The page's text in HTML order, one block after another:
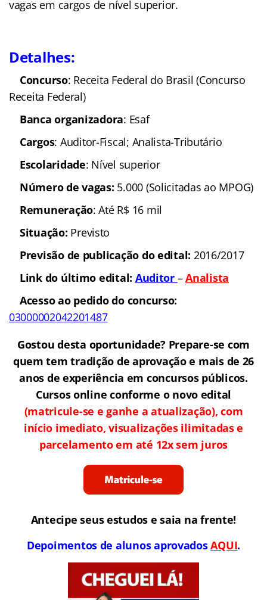
vagas em cargos de nível superior.
Detalhes:
Concurso: Receita Federal do Brasil (Concurso
Receita Federal)
Banca organizadora: Esaf
Cargos: Auditor-Fiscal; Analista-Tributário
Escolaridade: Nível superior
Número de vagas: 5.000 (Solicitadas ao MPOG)
Remuneração: Até R$ 16 mil
Situação: Previsto
Previsão de publicação do edital: 2016/2017
Link do último edital: Auditor –Analista
Acesso ao pedido do concurso:
03000002042201487
Gostou desta oportunidade? Prepare-se com
quem tem tradição de aprovação e mais de 26
anos de experiência em concursos públicos.
Cursos online conforme o novo edital
(matricule-se e ganhe a atualização), com
início imediato, visualizações ilimitadas e
parcelamento em até 12x sem juros
Antecipe seus estudos e saia na frente!
Depoimentos de alunos aprovadosAQUI.